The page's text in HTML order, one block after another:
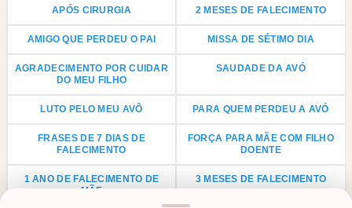
APÓS CIRURGIA 2 MESES DE FALECIMENTO
AMIGO QUE PERDEU O PAI MISSA DE SÉTIMO DIA
AGRADECIMENTO POR CUIDAR
DO MEU FILHO
SAUDADE DA AVÓ
LUTO PELO MEU AVÔ PARA QUEM PERDEU A AVÓ
FRASES DE 7 DIAS DE
FALECIMENTO
FORÇA PARA MÃE COM FILHO
DOENTE
1 ANO DE FALECIMENTO DE
MÃE
3 MESES DE FALECIMENTO